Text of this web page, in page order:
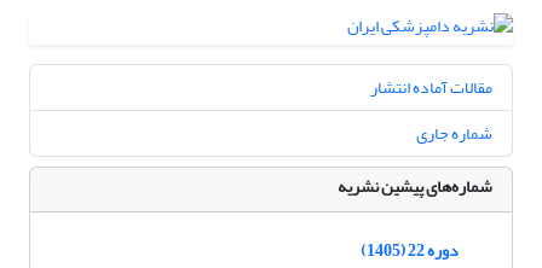
مقالات آماده انتشار
شماره جاری
شماره‌های پیشین نشریه
دوره 22 (1405)